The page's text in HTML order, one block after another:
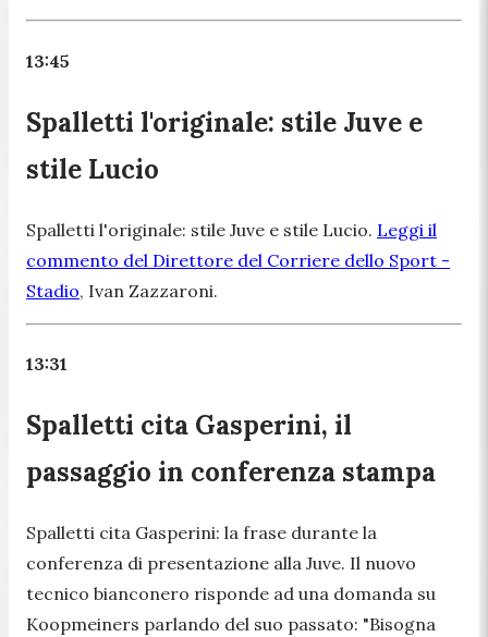
13:45
Spalletti l'originale: stile Juve e
stile Lucio
Spalletti l'originale: stile Juve e stile Lucio. Leggi il
commento del Direttore del Corriere dello Sport -
Stadio, Ivan Zazzaroni.
13:31
Spalletti cita Gasperini, il
passaggio in conferenza stampa
Spalletti cita Gasperini: la frase durante la
conferenza di presentazione alla Juve. Il nuovo
tecnico bianconero risponde ad una domanda su
Koopmeiners parlando del suo passato: "Bisogna